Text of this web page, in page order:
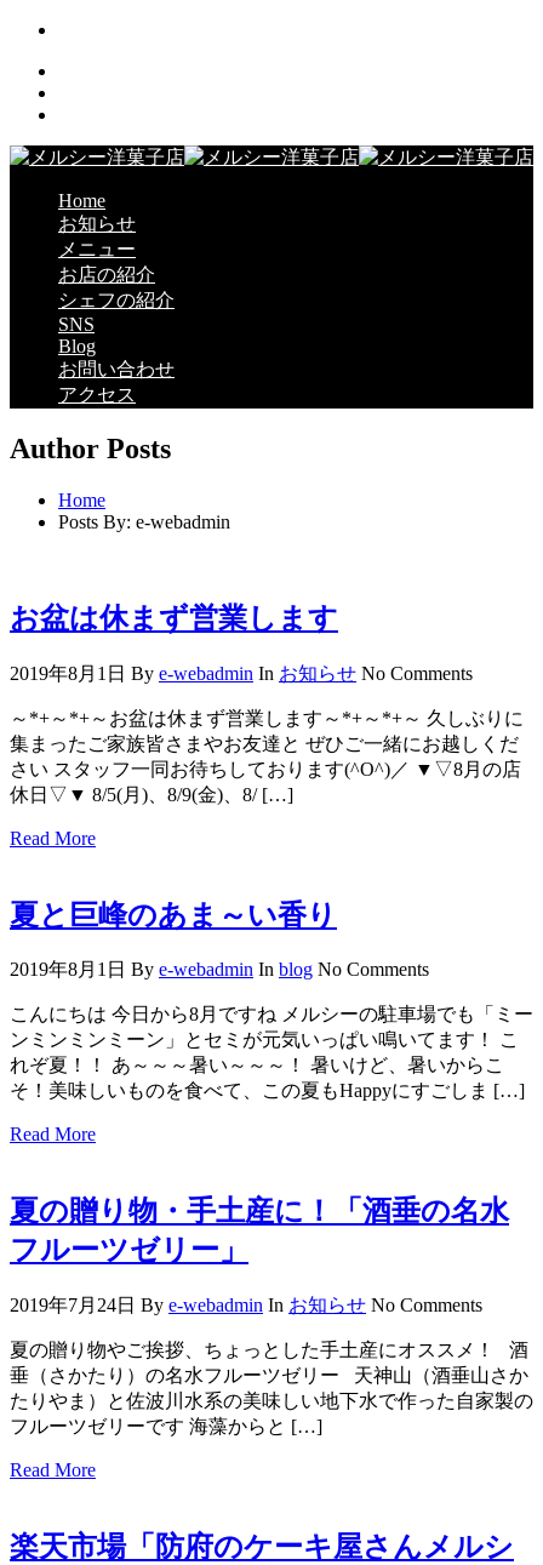
Home
お知らせ
メニュー
お店の紹介
シェフの紹介
SNS
Blog
お問い合わせ
アクセス
Author Posts
Home
Posts By: e-webadmin
お盆は休まず営業します
2019年8月1日 By e-webadmin In お知らせ No Comments
～*+～*+～お盆は休まず営業します～*+～*+～ 久しぶりに
集まったご家族皆さまやお友達と ぜひご一緒にお越しくだ
さい スタッフ一同お待ちしております(^O^)／ ▼▽8月の店
休日▽▼ 8/5(月)、8/9(金)、8/ […]
Read More
夏と巨峰のあま～い香り
2019年8月1日 By e-webadmin In blog No Comments
こんにちは 今日から8月ですね メルシーの駐車場でも「ミー
ンミンミンミーン」とセミが元気いっぱい鳴いてます！ こ
れぞ夏！！ あ～～～暑い～～～！ 暑いけど、暑いからこ
そ！美味しいものを食べて、この夏もHappyにすごしま […]
Read More
夏の贈り物・手土産に！「酒垂の名水
フルーツゼリー」
2019年7月24日 By e-webadmin In お知らせ No Comments
夏の贈り物やご挨拶、ちょっとした手土産にオススメ！ 酒
垂（さかたり）の名水フルーツゼリー 天神山（酒垂山さか
たりやま）と佐波川水系の美味しい地下水で作った自家製の
フルーツゼリーです 海藻からと […]
Read More
楽天市場「防府のケーキ屋さんメルシ